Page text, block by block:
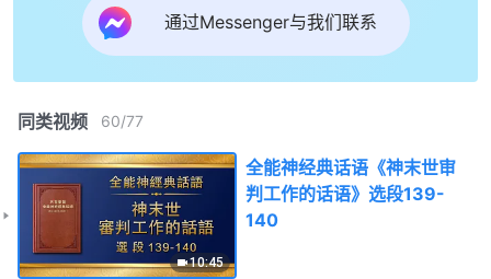
通过Messenger与我们联系
同类视频 60/77
10:45
全能神经典话语《神末世审
判工作的话语》选段139-
140